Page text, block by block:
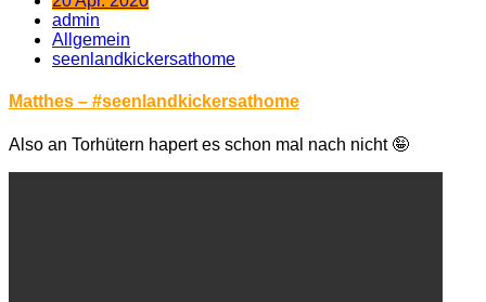
admin
Allgemein
seenlandkickersathome
Matthes – #seenlandkickersathome
Also an Torhütern hapert es schon mal nach nicht 🤪